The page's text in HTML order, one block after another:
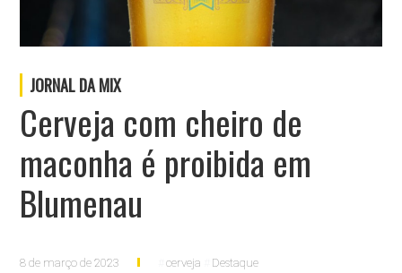
JORNAL DA MIX
Cerveja com cheiro de
maconha é proibida em
Blumenau
8 de março de 2023 cerveja Destaque